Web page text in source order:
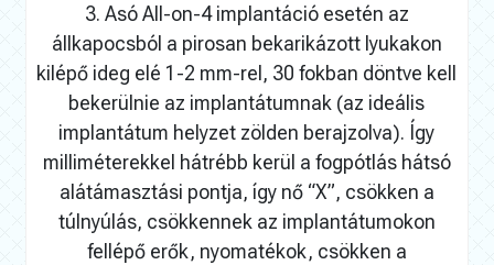
3. Asó All-on-4 implantáció esetén az
állkapocsból a pirosan bekarikázott lyukakon
kilépő ideg elé 1-2 mm-rel, 30 fokban döntve kell
bekerülnie az implantátumnak (az ideális
implantátum helyzet zölden berajzolva). Így
milliméterekkel hátrébb kerül a fogpótlás hátsó
alátámasztási pontja, így nő “X”, csökken a
túlnyúlás, csökkennek az implantátumokon
fellépő erők, nyomatékok, csökken a